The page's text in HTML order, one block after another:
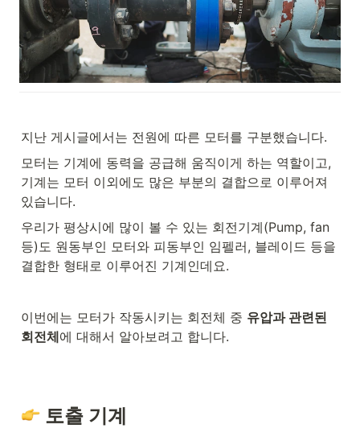
지난 게시글에서는 전원에 따른 모터를 구분했습니다.
모터는 기계에 동력을 공급해 움직이게 하는 역할이고,
기계는 모터 이외에도 많은 부분의 결합으로 이루어져
있습니다.
우리가 평상시에 많이 볼 수 있는 회전기계(Pump, fan
등)도 원동부인 모터와 피동부인 임펠러, 블레이드 등을
결합한 형태로 이루어진 기계인데요.
이번에는 모터가 작동시키는 회전체 중 유압과 관련된
회전체에 대해서 알아보려고 합니다.
토출 기계